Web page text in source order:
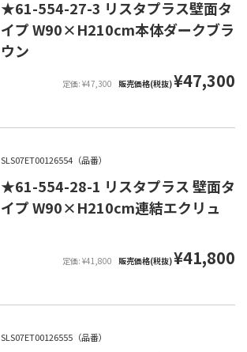
★61-554-27-3 リスタプラス壁面タ
イプ W90×H210cm本体ダークブラ
ウン
定価: ¥47,300 販売価格(税抜)¥47,300
SLS07ET00126554（品番）
★61-554-28-1 リスタプラス 壁面タ
イプ W90×H210cm連結エクリュ
定価: ¥41,800 販売価格(税抜)¥41,800
SLS07ET00126555（品番）